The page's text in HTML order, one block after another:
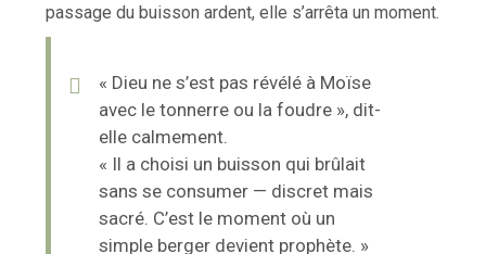
passage du buisson ardent, elle s’arrêta un moment.
« Dieu ne s’est pas révélé à Moïse
avec le tonnerre ou la foudre », dit-
elle calmement.
« Il a choisi un buisson qui brûlait
sans se consumer — discret mais
sacré. C’est le moment où un
simple berger devient prophète. »